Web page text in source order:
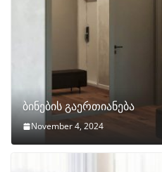
ბინების გაერთიანება
November 4, 2024